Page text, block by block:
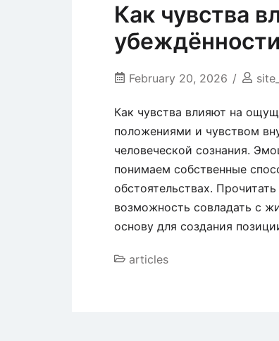
Как чувства
убеждённости
February 20, 2026
Как чувства влияют на
положениями и чувством
человеческой сознания.
понимаем собственные
обстоятельствах.
возможность совладать с
основу для создания
articles